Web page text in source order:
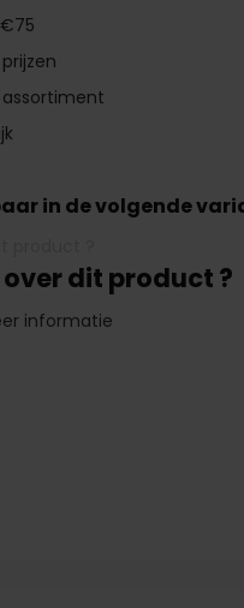
in de volgende
dit product ?
informatie